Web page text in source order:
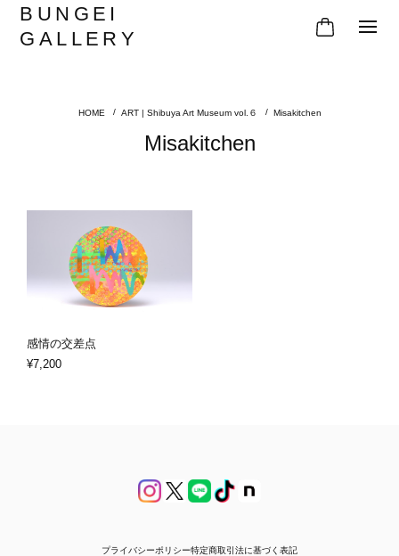
BUNGEI
GALLERY
ART | Shibuya Art Museum vol.６ Misakitchen
Misakitchen
感情の交差点
¥7,200
プライバシーポリシー特定商取引法に基づく表記